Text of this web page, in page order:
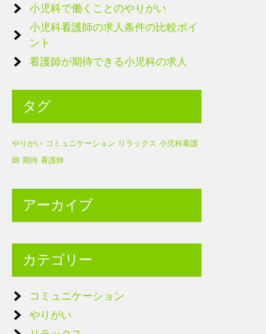
小児科で働くことのやりがい
小児科看護師の求人条件の比較ポイ
ント
看護師が期待できる小児科の求人
タグ
やりがい コミュニケーション リラックス 小児科看護
師 期待 看護師
アーカイブ
カテゴリー
コミュニケーション
やりがい